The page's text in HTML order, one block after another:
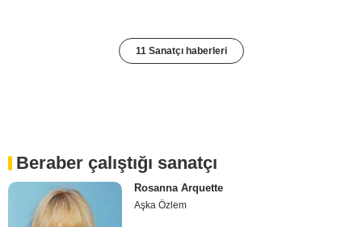
11 Sanatçı haberleri
Beraber çalıştığı sanatçı
Rosanna Arquette
Aşka Özlem